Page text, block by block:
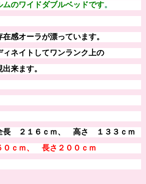
ムのワイドダブルベッドです。
在感オーラが漂っています。
ィネイトしてワンランク上の
来ます。
長 ２１６ｃｍ、 高さ １３３ｃｍ
ｃｍ、 長さ２００ｃｍ